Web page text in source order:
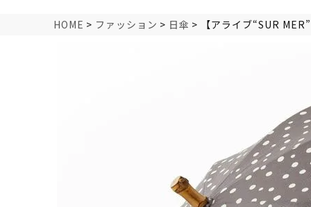
HOME ファッション 日傘 【アライブ“SUR